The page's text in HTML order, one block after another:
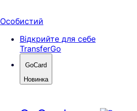
Особистий
Відкрийте для себе
TransferGo
GoCard
Новинка